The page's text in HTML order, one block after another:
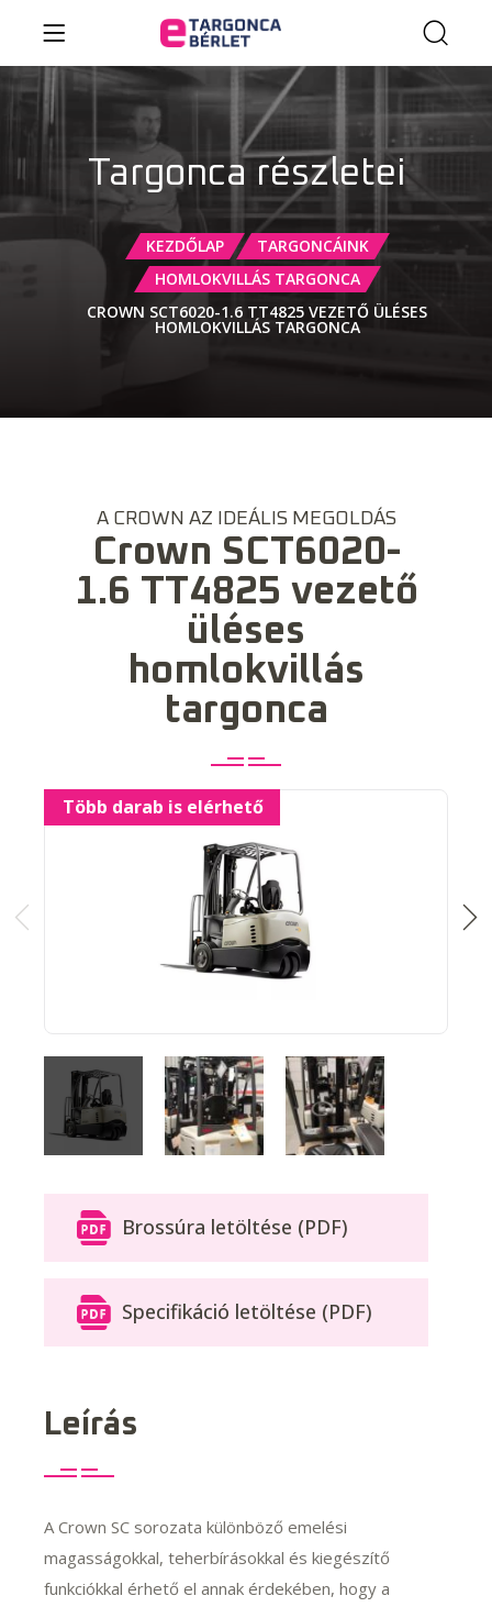
Targonca részletei
KEZDŐLAP
TARGONCÁINK
HOMLOKVILLÁS TARGONCA
CROWN SCT6020-1.6 TT4825 VEZETŐ ÜLÉSES
HOMLOKVILLÁS TARGONCA
A CROWN AZ IDEÁLIS MEGOLDÁS
Crown SCT6020-
1.6 TT4825 vezető
üléses
homlokvillás
targonca
Több darab is elérhető
Brossúra letöltése (PDF)
Specifikáció letöltése (PDF)
Leírás
A Crown SC sorozata különböző emelési
magasságokkal, teherbírásokkal és kiegészítő
funkciókkal érhető el annak érdekében, hogy a